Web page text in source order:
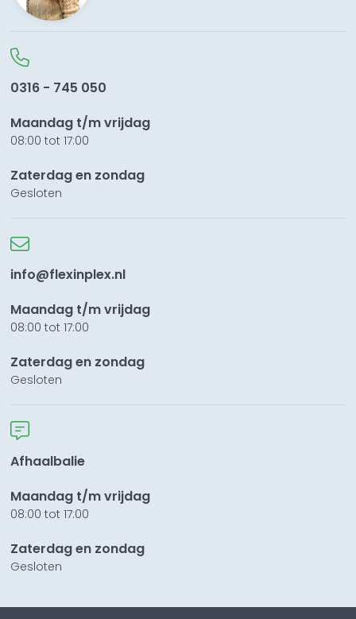
0316 - 745 050
Maandag t/m vrijdag
08:00 tot 17:00
Zaterdag en zondag
Gesloten
info@flexinplex.nl
Maandag t/m vrijdag
08:00 tot 17:00
Zaterdag en zondag
Gesloten
Afhaalbalie
Maandag t/m vrijdag
08:00 tot 17:00
Zaterdag en zondag
Gesloten